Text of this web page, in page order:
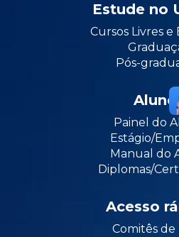
Estude no
Cursos Livres e
Pós-
Painel do
Estágio/
Manual do
Diplomas/
Acesso
Comitês de